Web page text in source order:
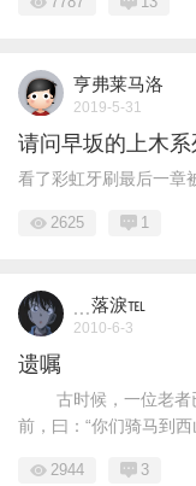
亨弗莱马洛
2019-5-31
请问早坂的上木
看了彩虹牙刷最后一章
2625 1
﹍落淚℡
2010-6-3
遗嘱
古时候，一位老者已
前，曰：“你们骑马到西
2944 3